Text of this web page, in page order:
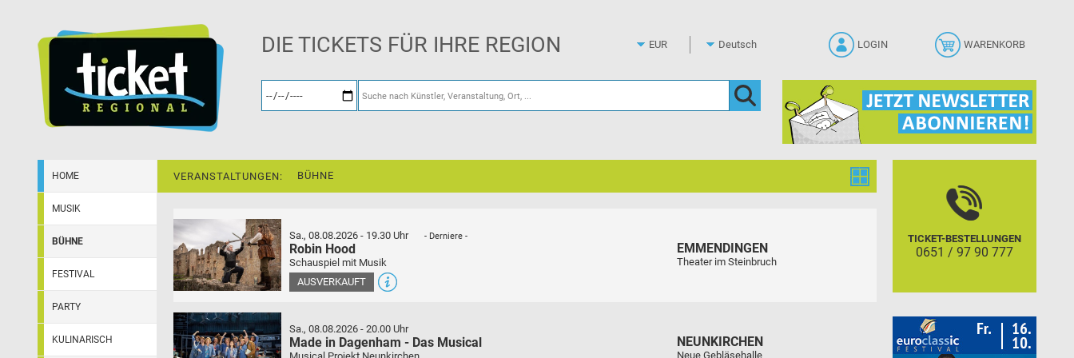
DIE TICKETS FÜR IHRE REGION
HOME
MUSIK
BÜHNE
FESTIVAL
PARTY
KULINARISCH
VERANSTALTUNGEN: BÜHNE
Sa., 08.08.2026 - 19.30 Uhr - Derniere -
Robin Hood
Schauspiel mit Musik
AUSVERKAUFT
EMMENDINGEN
Theater im Steinbruch
Sa., 08.08.2026 - 20.00 Uhr
Made in Dagenham - Das Musical NEUNKIRCHEN
Neue Gebläsehalle
TICKET-BESTELLUNGEN
0651 / 97 90 777
WARENKORB
LOGIN